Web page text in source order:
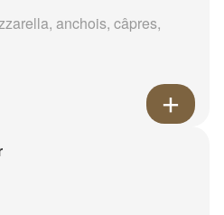
anchois, câpres,